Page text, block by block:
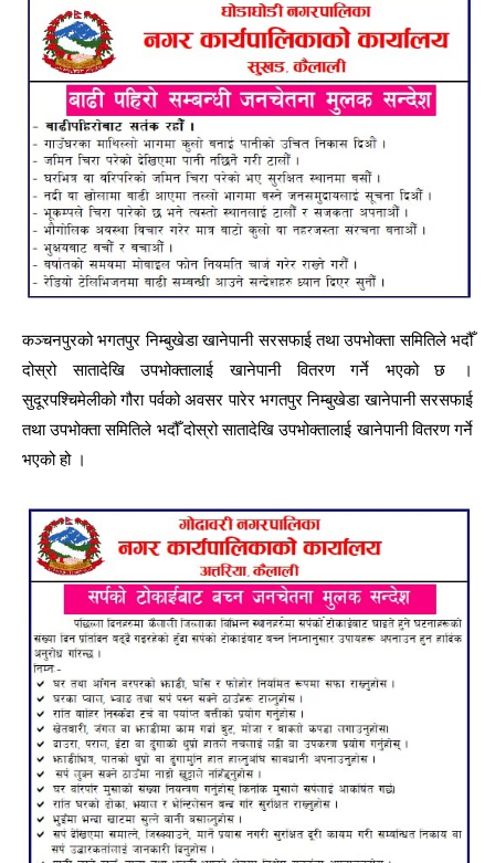
कञ्चनपुरको भगतपुर निम्बुखेडा खानेपानी सरसफाई तथा उपभोक्ता समितिले भदौँ
दोस्रो सातादेखि उपभोक्तालाई खानेपानी वितरण गर्ने भएको छ ।
सुदूरपश्चिमेलीको गौरा पर्वको अवसर पारेर भगतपुर निम्बुखेडा खानेपानी सरसफाई
तथा उपभोक्ता समितिले भदौँ दोस्रो सातादेखि उपभोक्तालाई खानेपानी वितरण गर्ने
भएको हो ।